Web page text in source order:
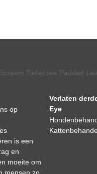
op
is een
en
moeite om
Verlaten
Eye